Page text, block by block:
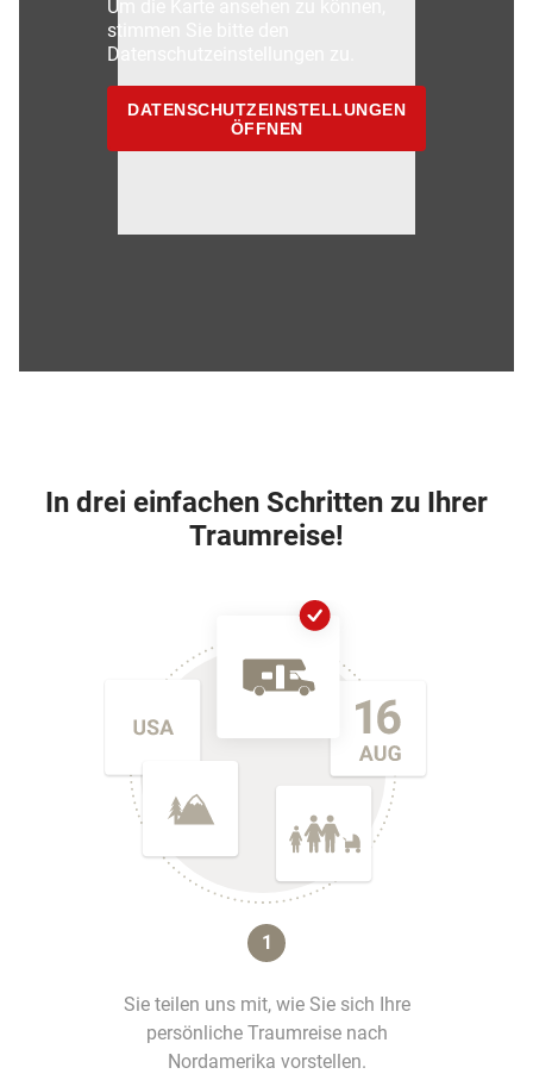
Um die Karte ansehen zu können,
stimmen Sie bitte den
Datenschutzeinstellungen zu.
DATENSCHUTZEINSTELLUNGEN
ÖFFNEN
In drei einfachen Schritten zu Ihrer
Traumreise!
1
Sie teilen uns mit, wie Sie sich Ihre
persönliche Traumreise nach
Nordamerika vorstellen.